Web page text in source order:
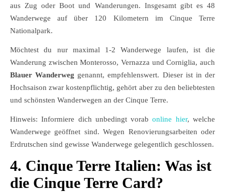
aus Zug oder Boot und Wanderungen. Insgesamt gibt es 48
Wanderwege auf über 120 Kilometern im Cinque Terre
Nationalpark.
Möchtest du nur maximal 1-2 Wanderwege laufen, ist die
Wanderung zwischen Monterosso, Vernazza und Corniglia, auch
Blauer Wanderweg genannt, empfehlenswert. Dieser ist in der
Hochsaison zwar kostenpflichtig, gehört aber zu den beliebtesten
und schönsten Wanderwegen an der Cinque Terre.
Hinweis: Informiere dich unbedingt vorabonline hier, welche
Wanderwege geöffnet sind. Wegen Renovierungsarbeiten oder
Erdrutschen sind gewisse Wanderwege gelegentlich geschlossen.
4. Cinque Terre Italien: Was ist
die Cinque Terre Card?